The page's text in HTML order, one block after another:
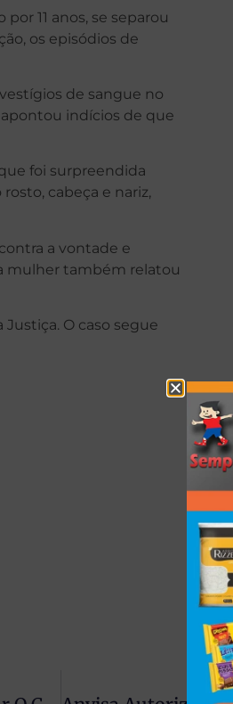
11 anos, se separou
os episódios de
de sangue no
indícios de que
foi surpreendida
cabeça e nariz,
a vontade e
mulher também relatou
O caso segue